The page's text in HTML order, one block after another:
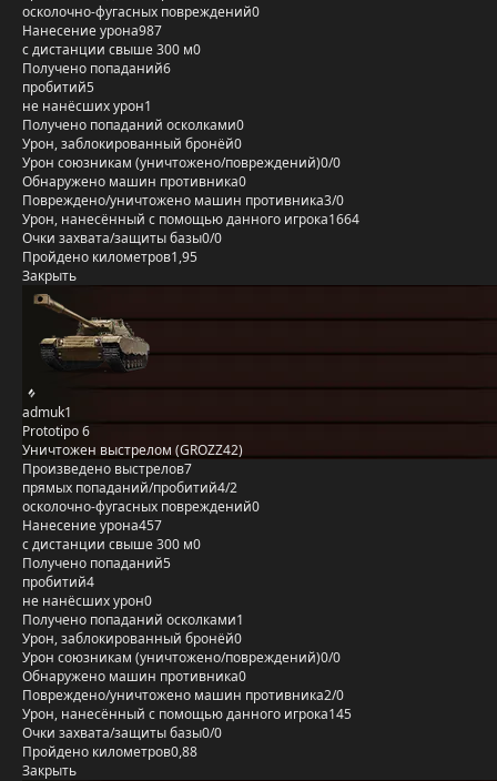
осколочно-фугасных повреждений0
Нанесение урона987
с дистанции свыше 300 м0
Получено попаданий6
пробитий5
не нанёсших урон1
Получено попаданий осколками0
Урон, заблокированный бронёй0
Урон союзникам (уничтожено/повреждений)0/0
Обнаружено машин противника0
Повреждено/уничтожено машин противника3/0
Урон, нанесённый с помощью данного игрока1664
Очки захвата/защиты базы0/0
Пройдено километров1,95
Закрыть
admuk1
Prototipo 6
Уничтожен выстрелом (GROZZ42)
Произведено выстрелов7
прямых попаданий/пробитий4/2
осколочно-фугасных повреждений0
Нанесение урона457
с дистанции свыше 300 м0
Получено попаданий5
пробитий4
не нанёсших урон0
Получено попаданий осколками1
Урон, заблокированный бронёй0
Урон союзникам (уничтожено/повреждений)0/0
Обнаружено машин противника0
Повреждено/уничтожено машин противника2/0
Урон, нанесённый с помощью данного игрока145
Очки захвата/защиты базы0/0
Пройдено километров0,88
Закрыть